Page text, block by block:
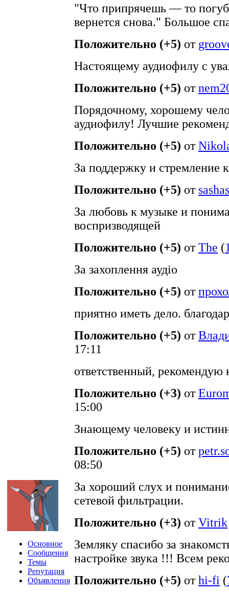
Основное
Сообщения
Темы
Репутация
Объявления
"Что припрячешь — то
вернется снова." Большое
Положительно (+5) от
Настоящему аудиофилу с
Положительно (+5) от
Порядочному, хорошему
аудиофилу! Лучшие
Положительно (+5) от
За поддержку и стремление
Положительно (+5) от
За любовь к музыке и
воспризводящей
Положительно (+5) отThe (
За захоплення аудіо
Положительно (+5) от
приятно иметь дело.
Положительно (+5) от
17:11
ответственный, рекомендую
Положительно (+3) от
15:00
Знающему человеку и
Положительно (+5) от
08:50
За хороший слух и
сетевой фильтрации.
Положительно (+3) отVitrik
Земляку спасибо за
настройке звука !!! Всем
Положительно (+5) отhi-fi (